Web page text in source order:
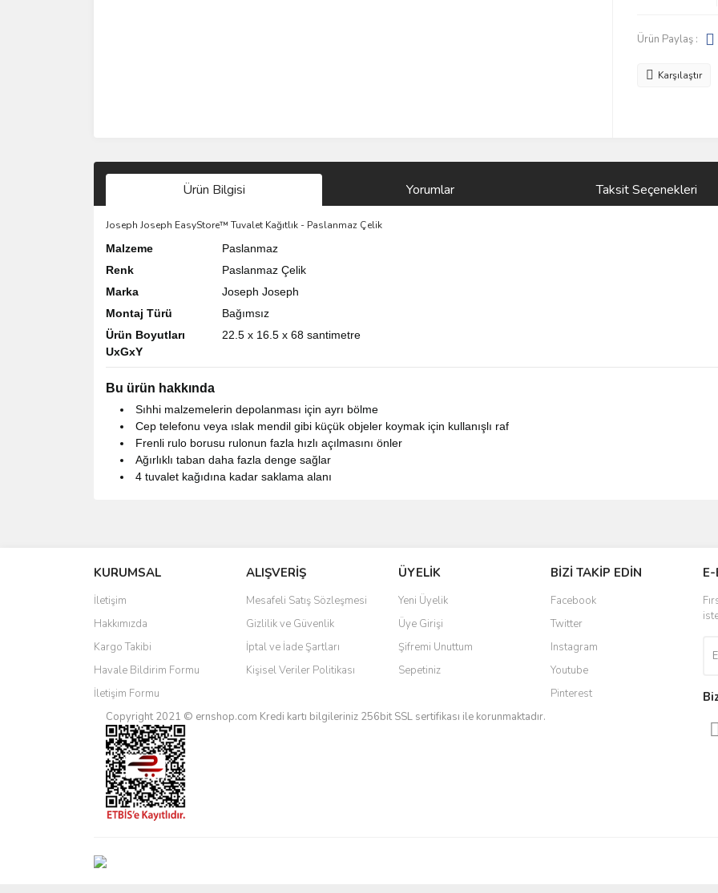
Ürün Paylaş :
Karşılaştır
Ürün Bilgisi Yorumlar Taksit Seçenekleri
Joseph Joseph EasyStore™ Tuvalet Kağıtlık - Paslanmaz Çelik
Malzeme
Paslanmaz
Renk
Paslanmaz Çelik
Marka
Joseph Joseph
Montaj Türü
Bağımsız
Ürün Boyutları
UxGxY
22.5 x 16.5 x 68 santimetre
Bu ürün hakkında
Sıhhi malzemelerin depolanması için ayrı bölme
Cep telefonu veya ıslak mendil gibi küçük objeler koymak için kullanışlı raf
Frenli rulo borusu rulonun fazla hızlı açılmasını önler
Ağırlıklı taban daha fazla denge sağlar
4 tuvalet kağıdına kadar saklama alanı
Ürün resmi kalitesiz, bozuk veya görüntülenemiyor.
Ürün açıklamasında eksik bilgiler bulunuyor.
Ürün bilgilerinde hatalar bulunuyor.
Ürün fiyatı diğer sitelerden daha pahalı.
Bu ürüne benzer farklı alternatifler olmalı.
KURUMSAL
İletişim
Hakkımızda
Kargo Takibi
Havale Bildirim Formu
İletişim Formu
ALIŞVERİŞ
Mesafeli Satış Sözleşmesi
Gizlilik ve Güvenlik
İptal ve İade Şartları
Kişisel Veriler Politikası
ÜYELİK
Yeni Üyelik
Üye Girişi
Şifremi Unuttum
Sepetiniz
BİZİ TAKİP EDİN
Facebook
Twitter
Instagram
Youtube
Pinterest
Copyright 2021 © ernshop.com Kredi kartı bilgileriniz 256bit SSL sertifikası ile korunmaktadır.